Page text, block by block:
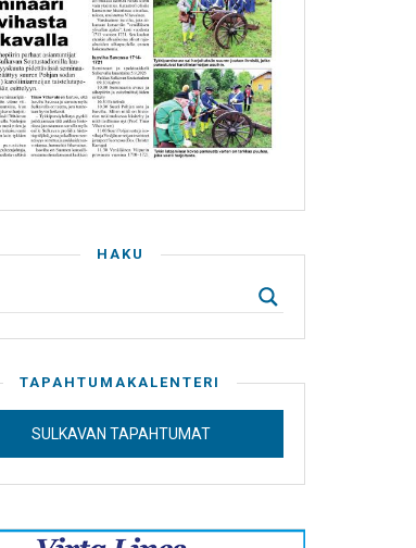
HAKU
TAPAHTUMAKALENTERI
SULKAVAN TAPAHTUMAT